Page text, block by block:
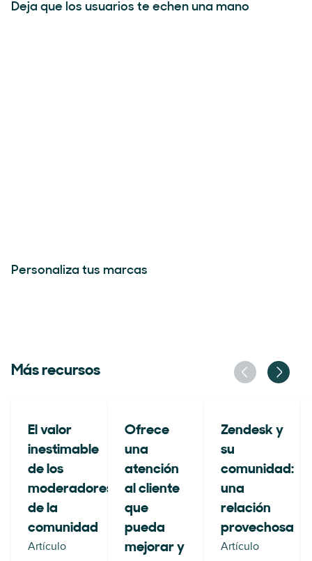
Deja que los usuarios te echen una mano
Personaliza tus marcas
Más recursos
El valor
inestimable
de los
moderadores
de la
comunidad
Artículo
Ofrece
una
atención
al cliente
que
pueda
mejorar y
Zendesk y
su
comunidad:
una
relación
provechosa
Artículo